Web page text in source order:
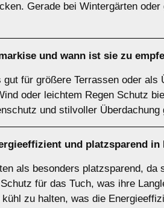
Gerade bei Wintergärten
und wann ist sie zu
für größere Terrassen oder
oder leichtem Regen Schutz
und stilvoller Überdachung
und platzsparend in
als besonders platzsparend, da
für das Tuch, was ihre
zu halten, was die